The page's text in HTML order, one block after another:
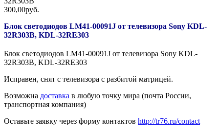
300,00руб.
Блок светодиодов LM41-00091J от телевизора Sony KDL-
32R303B, KDL-32RE303
Блок светодиодов LM41-00091J от телевизора Sony KDL-
32R303B, KDL-32RE303
Исправен, снят с телевизора с разбитой матрицей.
Возможна доставка в любую точку мира (почта России,
транспортная компания)
Оставьте заявку через форму контактов http://tr76.ru/contact